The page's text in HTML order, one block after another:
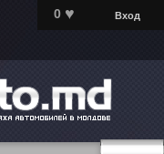
0 ♥ Вход